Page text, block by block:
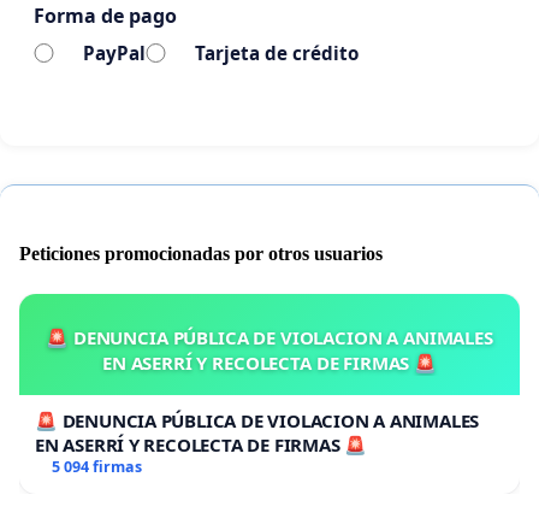
Forma de pago
PayPal Tarjeta de crédito
Peticiones promocionadas por otros usuarios
🚨 DENUNCIA PÚBLICA DE VIOLACION A ANIMALES
EN ASERRÍ Y RECOLECTA DE FIRMAS 🚨
🚨 DENUNCIA PÚBLICA DE VIOLACION A ANIMALES
EN ASERRÍ Y RECOLECTA DE FIRMAS 🚨
5 094 firmas